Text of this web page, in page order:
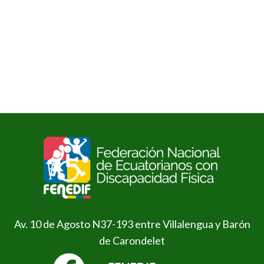
Av. 10 de Agosto N37-193 entre Villalengua y Barón
de Carondelet